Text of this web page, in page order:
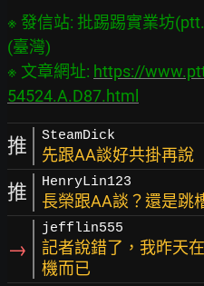
※ 發信站: 批踢踢實業坊
(臺灣)
※ 文章網址: https://
54524.A.D87.html
推 SteamDick
先跟AA談好共掛再說
推 HenryLin123
長榮跟AA談？還是跳
→
jefflin555
記者說錯了，我昨天
機而已